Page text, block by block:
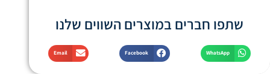
שתפו חברים במוצרים השווים שלנו
WhatsApp
Facebook
Email